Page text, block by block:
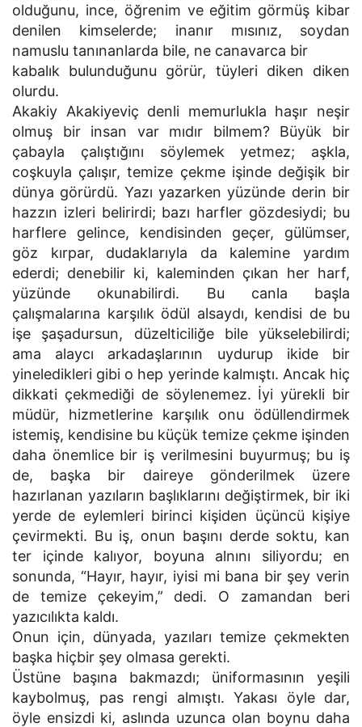
olduğunu, ince, öğrenim ve eğitim görmüş kibar
denilen kimselerde; inanır mısınız, soydan
namuslu tanınanlarda bile, ne canavarca bir
kabalık bulunduğunu görür, tüyleri diken diken
olurdu.
Akakiy Akakiyeviç denli memurlukla haşır neşir
olmuş bir insan var mıdır bilmem? Büyük bir
çabayla çalıştığını söylemek yetmez; aşkla,
coşkuyla çalışır, temize çekme işinde değişik bir
dünya görürdü. Yazı yazarken yüzünde derin bir
hazzın izleri belirirdi; bazı harfler gözdesiydi; bu
harflere gelince, kendisinden geçer, gülümser,
göz kırpar, dudaklarıyla da kalemine yardım
ederdi; denebilir ki, kaleminden çıkan her harf,
yüzünde okunabilirdi. Bu canla başla
çalışmalarına karşılık ödül alsaydı, kendisi de bu
işe şaşadursun, düzelticiliğe bile yükselebilirdi;
ama alaycı arkadaşlarının uydurup ikide bir
yineledikleri gibi o hep yerinde kalmıştı. Ancak hiç
dikkati çekmediği de söylenemez. İyi yürekli bir
müdür, hizmetlerine karşılık onu ödüllendirmek
istemiş, kendisine bu küçük temize çekme işinden
daha önemlice bir iş verilmesini buyurmuş; bu iş
de, başka bir daireye gönderilmek üzere
hazırlanan yazıların başlıklarını değiştirmek, bir iki
yerde de eylemleri birinci kişiden üçüncü kişiye
çevirmekti. Bu iş, onun başını derde soktu, kan
ter içinde kalıyor, boyuna alnını siliyordu; en
sonunda, “Hayır, hayır, iyisi mi bana bir şey verin
de temize çekeyim,” dedi. O zamandan beri
yazıcılıkta kaldı.
Onun için, dünyada, yazıları temize çekmekten
başka hiçbir şey olmasa gerekti.
Üstüne başına bakmazdı; üniformasının yeşili
kaybolmuş, pas rengi almıştı. Yakası öyle dar,
öyle ensizdi ki, aslında uzunca olan boynu daha